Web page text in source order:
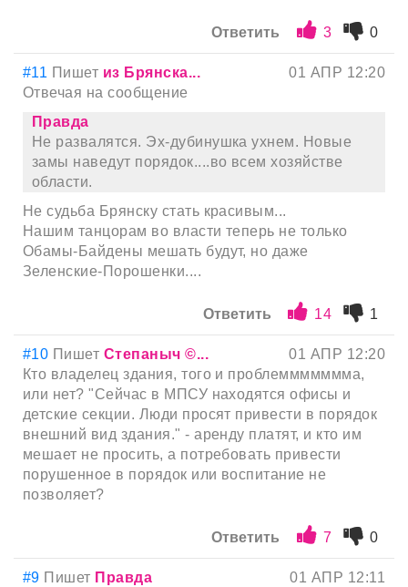
Ответить 3 0
#11 Пишет из Брянска...
01 АПР 12:20
Отвечая на сообщение
Правда
Не развалятся. Эх-дубинушка ухнем. Новые
замы наведут порядок....во всем хозяйстве
области.
Не судьба Брянску стать красивым...
Нашим танцорам во власти теперь не только
Обамы-Байдены мешать будут, но даже
Зеленские-Порошенки....
Ответить 14 1
#10 Пишет Степаныч ©...
01 АПР 12:20
Кто владелец здания, того и проблеммммммма,
или нет? "Сейчас в МПСУ находятся офисы и
детские секции. Люди просят привести в порядок
внешний вид здания." - аренду платят, и кто им
мешает не просить, а потребовать привести
порушенное в порядок или воспитание не
позволяет?
Ответить 7 0
#9 Пишет Правда
01 АПР 12:11